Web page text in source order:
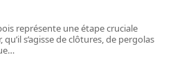
représente une étape cruciale
s’agisse de clôtures, de pergolas
…